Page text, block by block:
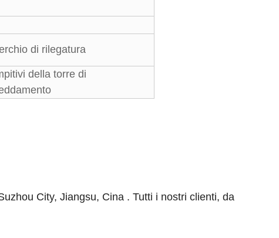
di rilegatura
della torre di
City, Jiangsu, Cina . Tutti i nostri clienti, da